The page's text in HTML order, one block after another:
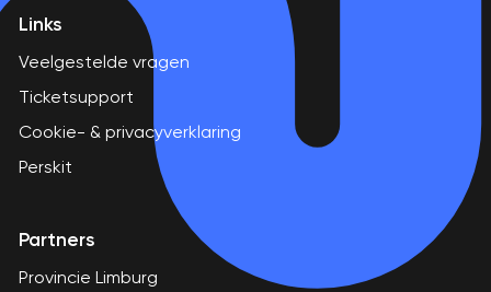
Links
Veelgestelde vragen
Ticketsupport
Cookie- & privacyverklaring
Perskit
Partners
Provincie Limburg